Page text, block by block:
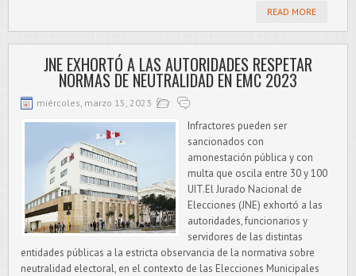
READ MORE
JNE EXHORTÓ A LAS AUTORIDADES RESPETAR
NORMAS DE NEUTRALIDAD EN EMC 2023
miércoles, marzo 15, 2023
Infractores pueden ser
sancionados con
amonestación pública y con
multa que oscila entre 30 y 100
UIT.El Jurado Nacional de
Elecciones (JNE) exhortó a las
autoridades, funcionarios y
servidores de las distintas
entidades públicas a la estricta observancia de la normativa sobre
neutralidad electoral, en el contexto de las Elecciones Municipales